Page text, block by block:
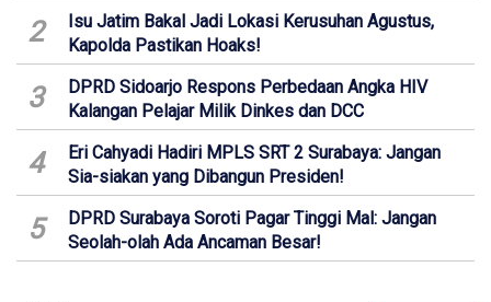
2
Isu Jatim Bakal Jadi Lokasi Kerusuhan Agustus,
Kapolda Pastikan Hoaks!
3
DPRD Sidoarjo Respons Perbedaan Angka HIV
Kalangan Pelajar Milik Dinkes dan DCC
4
Eri Cahyadi Hadiri MPLS SRT 2 Surabaya: Jangan
Sia-siakan yang Dibangun Presiden!
5
DPRD Surabaya Soroti Pagar Tinggi Mal: Jangan
Seolah-olah Ada Ancaman Besar!